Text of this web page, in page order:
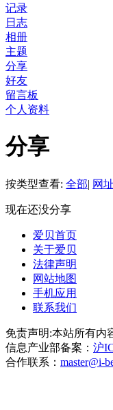
记录
日志
相册
主题
分享
好友
留言板
个人资料
分享
按类型查看: 全部| 网址
现在还没分享
爱贝首页
关于爱贝
法律声明
网站地图
手机应用
联系我们
免责声明:本站所有内
信息产业部备案： 沪
合作联系： master@i-